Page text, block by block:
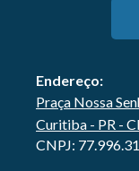
Endereço:
Praça Nossa
Curitiba - PR -
CNPJ: